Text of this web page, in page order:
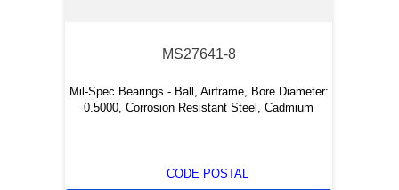
MS27641-8
Mil-Spec Bearings - Ball, Airframe, Bore Diameter:
0.5000, Corrosion Resistant Steel, Cadmium
CODE POSTAL